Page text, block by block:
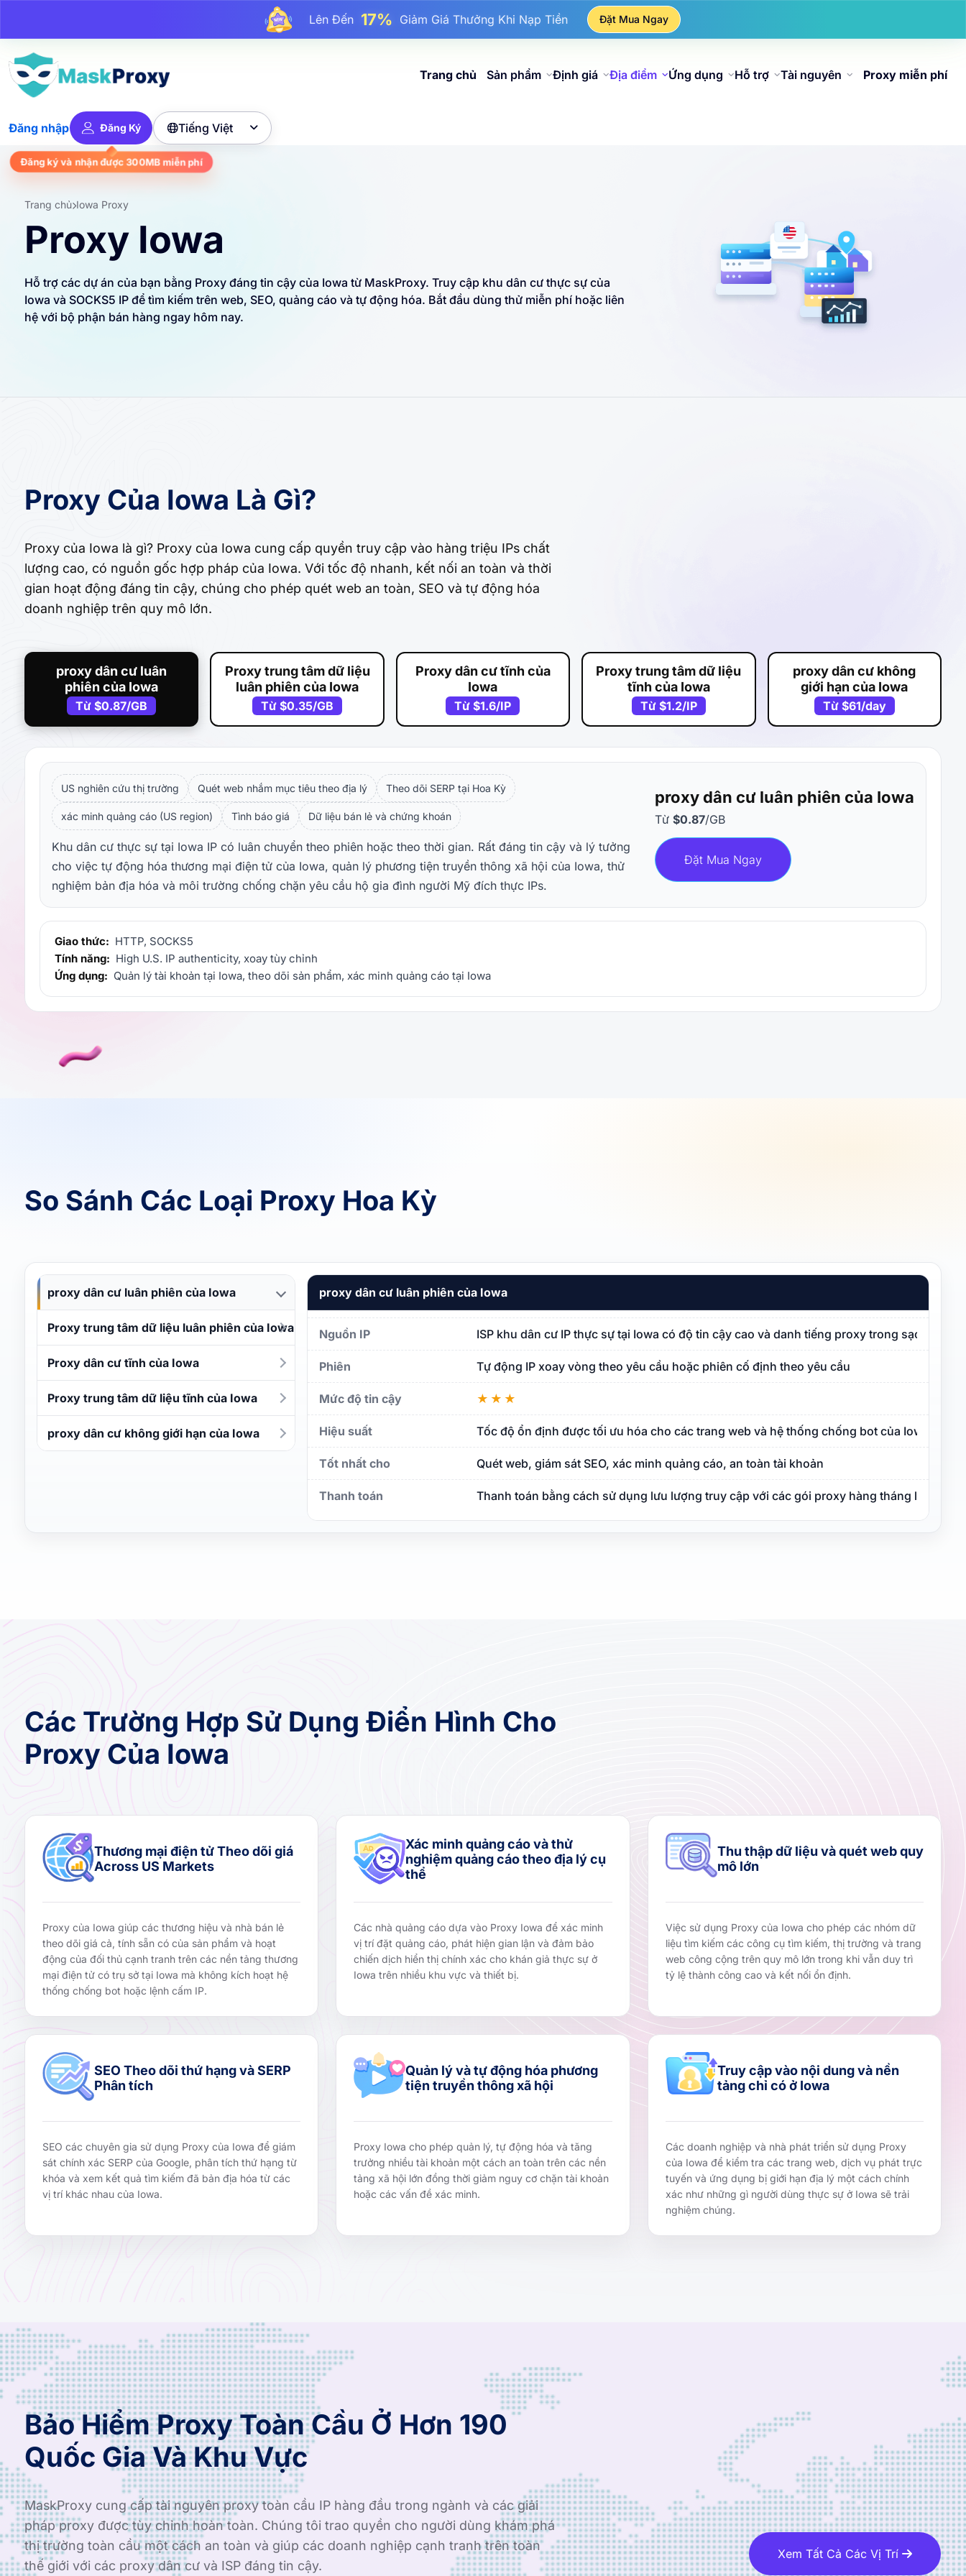
Lên Đến 25% Giảm Giá Khi Mua Hàng IP Tĩnh
Lên Đến81%Giảm Giá Khi Mua Hàng IP Luân Phiên
Đặt Mua Ngay
Trang chủ Sản phẩm Định giá Địa điểm Ứng dụng Hỗ trợ Tài nguyên Proxy miễn phí
Đăng nhập Đăng Ký
Đăng ký và nhận được 300MB miễn phí
Tiếng Việt 
Trang chủ Iowa Proxy
Proxy Iowa
Hỗ trợ các dự án của bạn bằng Proxy đáng tin cậy của Iowa từ MaskProxy. Truy cập khu dân cư thực sự của
Iowa và SOCKS5 IP để tìm kiếm trên web, SEO, quảng cáo và tự động hóa. Bắt đầu dùng thử miễn phí hoặc liên
hệ với bộ phận bán hàng ngay hôm nay.
Proxy Của Iowa Là Gì?
Proxy của Iowa là gì? Proxy của Iowa cung cấp quyền truy cập vào hàng triệu IPs chất
lượng cao, có nguồn gốc hợp pháp của Iowa. Với tốc độ nhanh, kết nối an toàn và thời
gian hoạt động đáng tin cậy, chúng cho phép quét web an toàn, SEO và tự động hóa
doanh nghiệp trên quy mô lớn.
proxy dân cư luân
phiên của Iowa
Từ$0.87/GB
Proxy trung tâm dữ liệu
luân phiên của Iowa
Từ$0.35/GB
Proxy dân cư tĩnh của
Iowa
Từ$1.6/IP
Proxy trung tâm dữ liệu
tĩnh của Iowa
Từ $1.2/IP
proxy dân cư không
giới hạn của Iowa
Từ $61/day
US nghiên cứu thị trường Quét web nhắm mục tiêu theo địa lý Theo dõi SERP tại Hoa Kỳ
xác minh quảng cáo (US region) Tình báo giá Dữ liệu bán lẻ và chứng khoán
Khu dân cư thực sự tại Iowa IP có luân chuyển theo phiên hoặc theo thời gian. Rất đáng tin cậy và lý tưởng
cho việc tự động hóa thương mại điện tử của Iowa, quản lý phương tiện truyền thông xã hội của Iowa, thử
nghiệm bản địa hóa và môi trường chống chặn yêu cầu hộ gia đình người Mỹ đích thực IPs.
proxy dân cư luân phiên của Iowa
Từ $0.87/GB
Đặt Mua Ngay
Giao thức: HTTP, SOCKS5
Tính năng: High U.S. IP authenticity, xoay tùy chỉnh
Ứng dụng: Quản lý tài khoản tại Iowa, theo dõi sản phẩm, xác minh quảng cáo tại Iowa
So Sánh Các Loại Proxy Hoa Kỳ
proxy dân cư luân phiên của Iowa
Proxy trung tâm dữ liệu luân phiên của Iowa
Proxy dân cư tĩnh của Iowa
Proxy trung tâm dữ liệu tĩnh của Iowa
proxy dân cư không giới hạn của Iowa
proxy dân cư luân phiên của Iowa
Nguồn IP ISP khu dân cư IP thực sự tại Iowa có độ tin cậy cao và danh tiếng proxy trong sạch
Phiên Tự động IP xoay vòng theo yêu cầu hoặc phiên cố định theo yêu cầu
Mức độ tin cậy ★★★
Hiệu suất Tốc độ ổn định được tối ưu hóa cho các trang web và hệ thống chống bot của Iowa
Tốt nhất cho Quét web, giám sát SEO, xác minh quảng cáo, an toàn tài khoản
Thanh toán Thanh toán bằng cách sử dụng lưu lượng truy cập với các gói proxy hàng tháng linh hoạt
Các Trường Hợp Sử Dụng Điển Hình Cho
Proxy Của Iowa
Thương mại điện tử Theo dõi giá
Across US Markets
Proxy của Iowa giúp các thương hiệu và nhà bán lẻ
theo dõi giá cả, tính sẵn có của sản phẩm và hoạt
động của đối thủ cạnh tranh trên các nền tảng thương
mại điện tử có trụ sở tại Iowa mà không kích hoạt hệ
thống chống bot hoặc lệnh cấm IP.
Xác minh quảng cáo và thử
nghiệm quảng cáo theo địa lý cụ
thể
Các nhà quảng cáo dựa vào Proxy Iowa để xác minh
vị trí đặt quảng cáo, phát hiện gian lận và đảm bảo
chiến dịch hiển thị chính xác cho khán giả thực sự ở
Iowa trên nhiều khu vực và thiết bị.
Thu thập dữ liệu và quét web quy
mô lớn
Việc sử dụng Proxy của Iowa cho phép các nhóm dữ
liệu tìm kiếm các công cụ tìm kiếm, thị trường và trang
web công cộng trên quy mô lớn trong khi vẫn duy trì
tỷ lệ thành công cao và kết nối ổn định.
SEO Theo dõi thứ hạng và SERP
Phân tích
SEO các chuyên gia sử dụng Proxy của Iowa để giám
sát chính xác SERP của Google, phân tích thứ hạng từ
khóa và xem kết quả tìm kiếm đã bản địa hóa từ các
vị trí khác nhau của Iowa.
Quản lý và tự động hóa phương
tiện truyền thông xã hội
Proxy Iowa cho phép quản lý, tự động hóa và tăng
trưởng nhiều tài khoản một cách an toàn trên các nền
tảng xã hội lớn đồng thời giảm nguy cơ chặn tài khoản
hoặc các vấn đề xác minh.
Truy cập vào nội dung và nền
tảng chỉ có ở Iowa
Các doanh nghiệp và nhà phát triển sử dụng Proxy
của Iowa để kiểm tra các trang web, dịch vụ phát trực
tuyến và ứng dụng bị giới hạn địa lý một cách chính
xác như những gì người dùng thực sự ở Iowa sẽ trải
nghiệm chúng.
Bảo Hiểm Proxy Toàn Cầu Ở Hơn 190
Quốc Gia Và Khu Vực
MaskProxy cung cấp tài nguyên proxy toàn cầu IP hàng đầu trong ngành và các giải
pháp proxy được tùy chỉnh hoàn toàn. Chúng tôi trao quyền cho người dùng khám phá
thị trường toàn cầu một cách an toàn và giúp các doanh nghiệp cạnh tranh trên toàn
thế giới với các proxy dân cư và ISP đáng tin cậy.
Xem Tất Cả Các Vị Trí